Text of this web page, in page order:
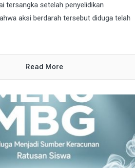
tersangka setelah penyelidikan
aksi berdarah tersebut diduga telah
Read More